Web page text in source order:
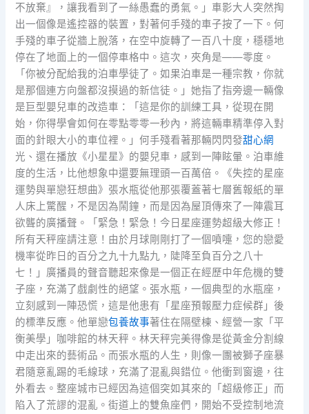
不放棄』，讓我看到了一絲愚蠢的勇氣。」車影大人突然掏
出一個像是遙控器的裝置，對著何手殘的車子按了一下。何
手殘的車子從牆上脫落，在空中旋轉了一百八十度，穩穩地
停在了地面上的一個停車格中。這次，夾角是——零度。
「你被分配給我的泊車學徒了。如果泊車是一種宗教，你就
是那個連方向盤都沒摸過的新信徒。」她指了指旁邊一輛像
是巨型嬰兒車的改造車：「這是你的訓練工具，從現在開
始，你得學會如何在零點零零一秒內，將這輛車精準停入對
面的針眼大小的車位裡。」何手殘看著那輛閃閃發甜心網
光、還在播放《小星星》的嬰兒車，感到一陣眩暈。泊車維
度的生活，比他想象中還要無理頭一百萬倍。《失控的星座
運勢與單戀狂想曲》張水瓶從他那張覆蓋著七層舊報紙的單
人床上驚醒，不是因為鬧鐘，而是因為屋頂傳來了一陣震耳
欲聾的廣播聲。「緊急！緊急！今日星座運勢超級大修正！
所有天秤座請注意！由於月球剛剛打了一個噴嚏，您的戀愛
機率從昨日的百分之九十九點九，陡降至負百分之八十
七！」廣播員的聲音聽起來像是一個正在經歷中年危機的雙
子座，充滿了戲劇性的絕望。張水瓶，一個典型的水瓶座，
立刻感到一陣恐慌，這是他患有「星座預報壓力症候群」後
的標準反應。他單戀包養故事著住在隔壁棟、經營一家「平
衡美學」咖啡館的林天秤。林天秤完美得像是從黃金分割線
中走出來的藝術品。而張水瓶的人生，則像一團被獅子座暴
君隨意亂踢的毛線球，充滿了混亂與錯位。他衝到窗邊，往
外看去。整座城市已經因為這個突如其來的「超級修正」而
陷入了荒謬的混亂。街道上的雙魚座們，開始不受控制地流